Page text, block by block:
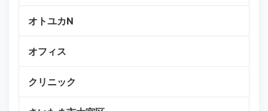
オトユカN
オフィス
クリニック